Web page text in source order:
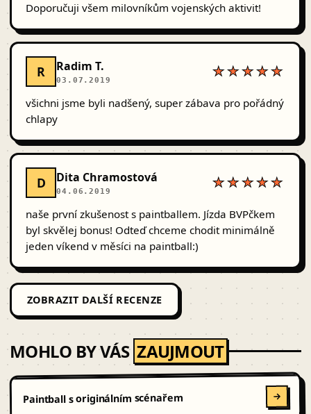
Doporučuji všem milovníkům vojenských aktivit!
R Radim T.
03.07.2019
★★★★★
všichni jsme byli nadšený, super zábava pro pořádný
chlapy
D Dita Chramostová
04.06.2019
★★★★★
naše první zkušenost s paintballem. Jízda BVPčkem
byl skvělej bonus! Odteď chceme chodit minimálně
jeden víkend v měsíci na paintball:)
ZOBRAZIT DALŠÍ RECENZE
MOHLO BY VÁS ZAUJMOUT
Paintball s originálním scénařem